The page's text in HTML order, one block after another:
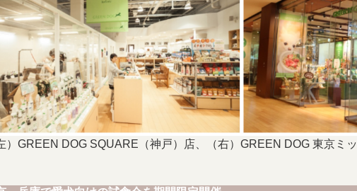
）GREEN DOG SQUARE（神戸）店、（右）GREEN DOG 東京ミ